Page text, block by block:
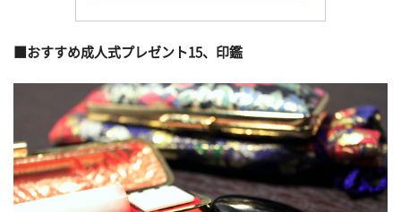
■おすすめ成人式プレゼント15、印鑑